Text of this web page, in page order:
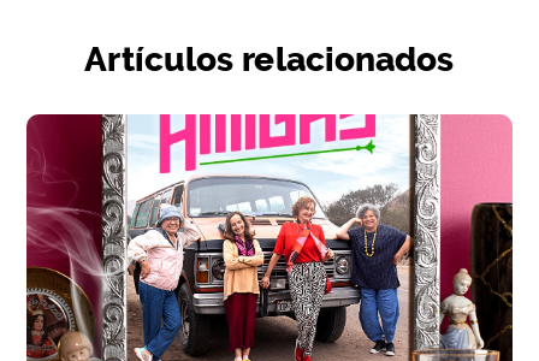
Artículos relacionados